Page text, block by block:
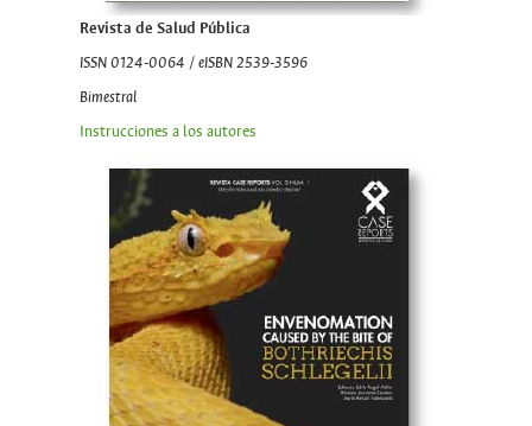
Revista de Salud Pública
ISSN 0124-0064 / eISBN 2539-3596
Bimestral
Instrucciones a los autores